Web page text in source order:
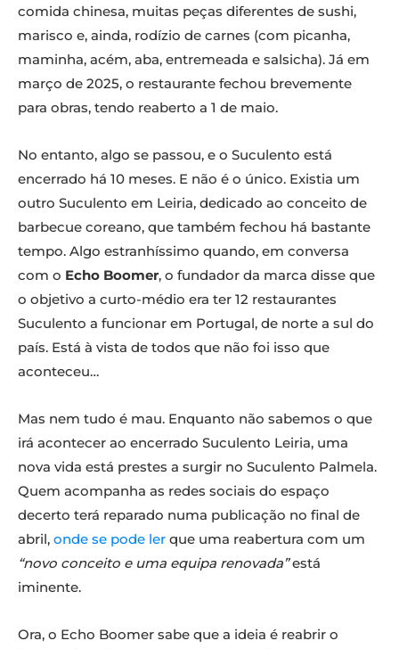
comida chinesa, muitas peças diferentes de sushi,
marisco e, ainda, rodízio de carnes (com picanha,
maminha, acém, aba, entremeada e salsicha). Já em
março de 2025, o restaurante fechou brevemente
para obras, tendo reaberto a 1 de maio.
No entanto, algo se passou, e o Suculento está
encerrado há 10 meses. E não é o único. Existia um
outro Suculento em Leiria, dedicado ao conceito de
barbecue coreano, que também fechou há bastante
tempo. Algo estranhíssimo quando, em conversa
com o Echo Boomer, o fundador da marca disse que
o objetivo a curto-médio era ter 12 restaurantes
Suculento a funcionar em Portugal, de norte a sul do
país. Está à vista de todos que não foi isso que
aconteceu…
Mas nem tudo é mau. Enquanto não sabemos o que
irá acontecer ao encerrado Suculento Leiria, uma
nova vida está prestes a surgir no Suculento Palmela.
Quem acompanha as redes sociais do espaço
decerto terá reparado numa publicação no final de
abril, onde se pode ler que uma reabertura com um
“novo conceito e uma equipa renovada”está
iminente.
Ora, o Echo Boomer sabe que a ideia é reabrir o